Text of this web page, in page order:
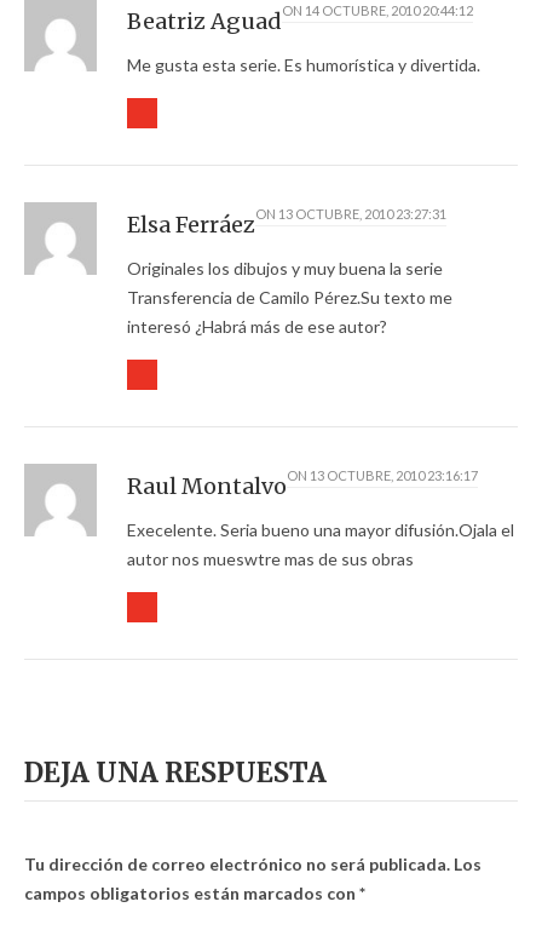
Beatriz AguadON 14 OCTUBRE, 2010 20:44:12
Me gusta esta serie. Es humorística y divertida.
Elsa FerráezON 13 OCTUBRE, 2010 23:27:31
Originales los dibujos y muy buena la serie
Transferencia de Camilo Pérez.Su texto me
interesó ¿Habrá más de ese autor?
Raul MontalvoON 13 OCTUBRE, 2010 23:16:17
Execelente. Seria bueno una mayor difusión.Ojala el
autor nos mueswtre mas de sus obras
DEJA UNA RESPUESTA
Tu dirección de correo electrónico no será publicada. Los
campos obligatorios están marcados con *